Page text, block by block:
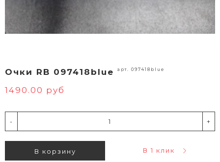
Очки RB 097418blue арт. 097418blue
1490.00 руб
- +
В корзину В 1 клик